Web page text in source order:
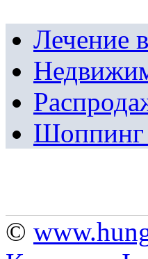
Лечение
Шоппинг
©